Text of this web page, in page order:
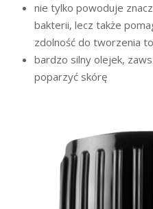
nie tylko powoduje
bakterii, lecz także
zdolność do tworzenia
bardzo silny olejek,
poparzyć skórę